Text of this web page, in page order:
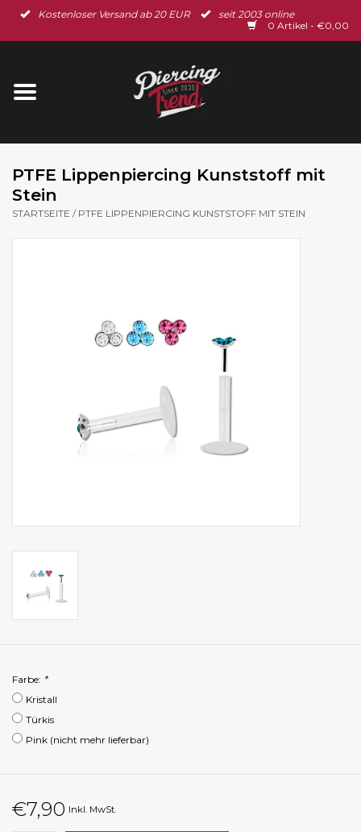
Kostenloser Versand ab 20 EUR
seit 2003 online
0 Artikel - €0,00
Startseite
Ohrschmuck
PTFE Lippenpiercing Kunststoff mit
Stein
STARTSEITE / PTFE LIPPENPIERCING KUNSTSTOFF MIT STEIN
Farbe: *
Kristall
Türkis
Pink (nicht mehr lieferbar)
€7,90 Inkl. MwSt.